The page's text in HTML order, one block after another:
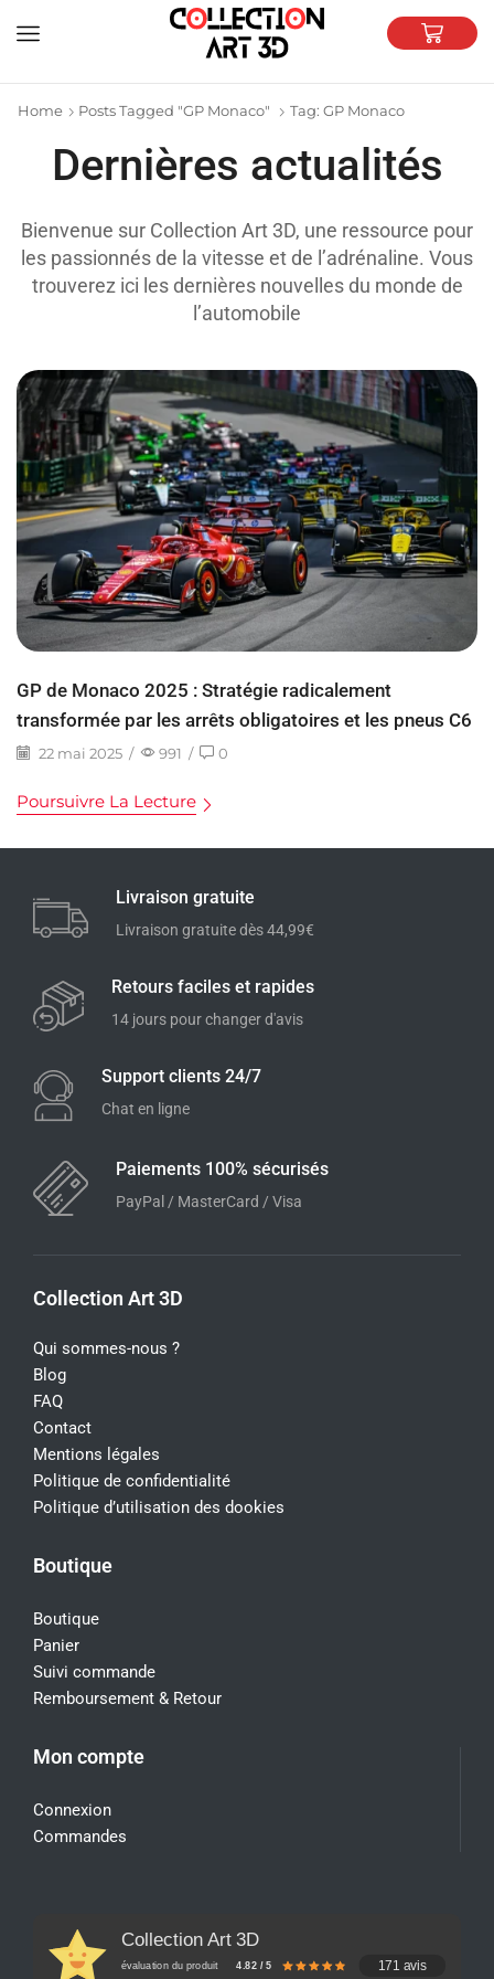
Home Posts Tagged "GP Monaco" Tag: GP Monaco
Dernières actualités
Bienvenue sur Collection Art 3D, une ressource pour
les passionnés de la vitesse et de l’adrénaline. Vous
trouverez ici les dernières nouvelles du monde de
l’automobile
GP de Monaco 2025 : Stratégie radicalement
transformée par les arrêts obligatoires et les pneus C6
22 mai 2025 / 991 / 0
Poursuivre La Lecture
Livraison gratuite
Livraison gratuite dès 44,99€
Retours faciles et rapides
14 jours pour changer d'avis
Support clients 24/7
Chat en ligne
Paiements 100% sécurisés
PayPal / MasterCard / Visa
Collection Art 3D
Qui sommes-nous ?
Blog
FAQ
Contact
Mentions légales
Politique de confidentialité
Politique d’utilisation des dookies
Boutique
Boutique
Panier
Suivi commande
Remboursement & Retour
Mon compte
Connexion
Commandes
Collection Art 3D
évaluation du produit 4.82 / 5 171 avis